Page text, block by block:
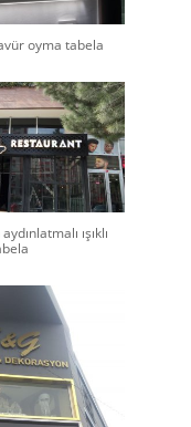
oyma tabela
ışıklı